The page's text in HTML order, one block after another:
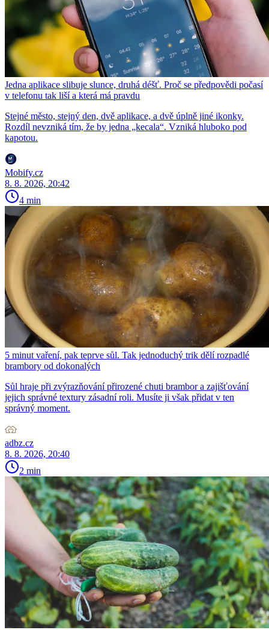
Jedna aplikace slibuje slunce, druhá déšť. Proč se předpovědi počasí
v telefonu tak liší a která má pravdu
Stejné město, stejný den, dvě aplikace, a dvě úplně jiné ikonky.
Rozdíl nevzniká tím, že by jedna „kecala“. Vzniká hluboko pod
kapotou.
Mobify.cz
8. 8. 2026, 20:42
4 min
5 minut vaření, pak teprve sůl. Tak jednoduchý trik dělí rozpadlé
brambory od dokonalých
Sůl hraje při zvýrazňování přirozené chuti brambor a zajišťování
jejich správné textury zásadní roli. Musíte ji však přidat v ten
správný moment.
adbz.cz
8. 8. 2026, 20:40
2 min